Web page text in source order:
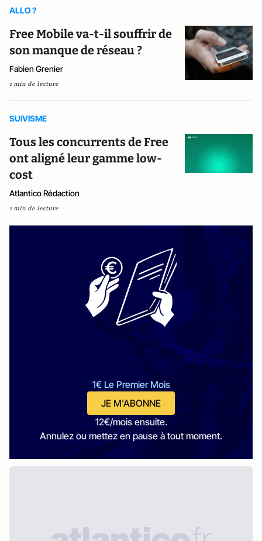
ALLO ?
Free Mobile va-t-il souffrir de
son manque de réseau ?
Fabien Grenier
1 min de lecture
SUIVISME
Tous les concurrents de Free
ont aligné leur gamme low-
cost
Atlantico Rédaction
1 min de lecture
1€ Le Premier Mois
JE M'ABONNE
12€/mois ensuite.
Annulez ou mettez en pause à tout moment.